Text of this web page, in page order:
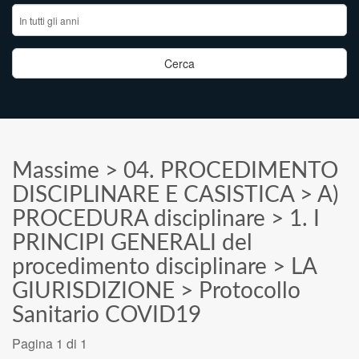
Massime > 04. PROCEDIMENTO
DISCIPLINARE E CASISTICA> A)
PROCEDURA disciplinare > 1. I
PRINCIPI GENERALI del
procedimento disciplinare > LA
GIURISDIZIONE > Protocollo
Sanitario COVID19
Pagina 1 di 1